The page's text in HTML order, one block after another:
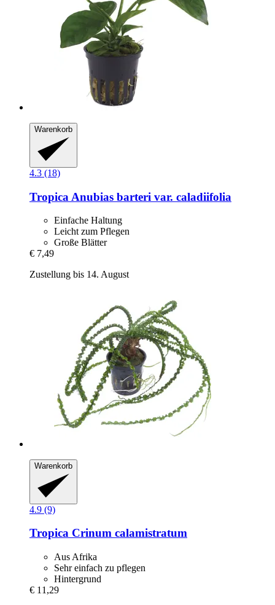
Warenkorb
4.3 (18)
Tropica Anubias barteri var. caladiifolia
Einfache Haltung
Leicht zum Pflegen
Große Blätter
€ 7,49
Zustellung bis 14. August
Warenkorb
4.9 (9)
Tropica Crinum calamistratum
Aus Afrika
Sehr einfach zu pflegen
Hintergrund
€ 11,29